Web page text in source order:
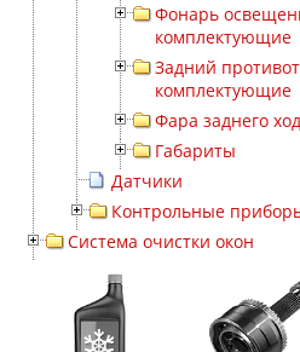
Фонарь
комплектующие
Задний
комплектующие
Фара заднего
Габариты
Датчики
Контрольные
Система очистки окон